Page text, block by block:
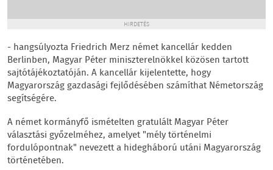
HIRDETÉS
- hangsúlyozta Friedrich Merz német kancellár kedden
Berlinben, Magyar Péter miniszterelnökkel közösen tartott
sajtótájékoztatóján. A kancellár kijelentette, hogy
Magyarország gazdasági fejlődésében számíthat Németország
segítségére.
A német kormányfő ismételten gratulált Magyar Péter
választási győzelméhez, amelyet "mély történelmi
fordulópontnak" nevezett a hidegháború utáni Magyarország
történetében.